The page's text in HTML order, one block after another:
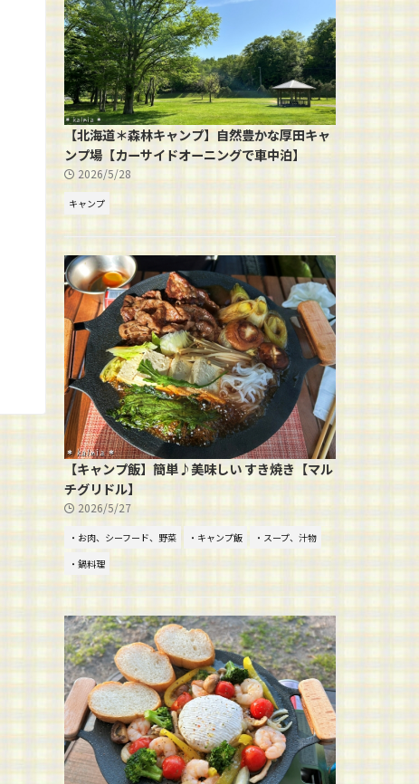
【北海道＊森林キャンプ】自然豊かな厚田キャ
ンプ場【カーサイドオーニングで車中泊】
2026/5/28
キャンプ
【キャンプ飯】簡単♪美味しい すき焼き【マル
チグリドル】
2026/5/27
・お肉、シーフード、野菜 ・キャンプ飯
・スープ、汁物
・鍋料理